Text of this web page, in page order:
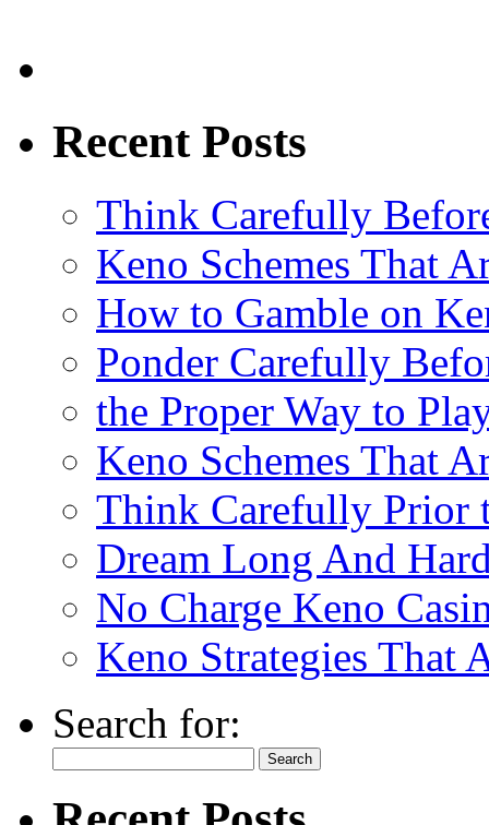
Recent Posts
Think Carefully
Keno Schemes That
How to Gamble on
Ponder Carefully
the Proper Way to
Keno Schemes That
Think Carefully Prior
Dream Long And
No Charge Keno
Keno Strategies That
Search for: